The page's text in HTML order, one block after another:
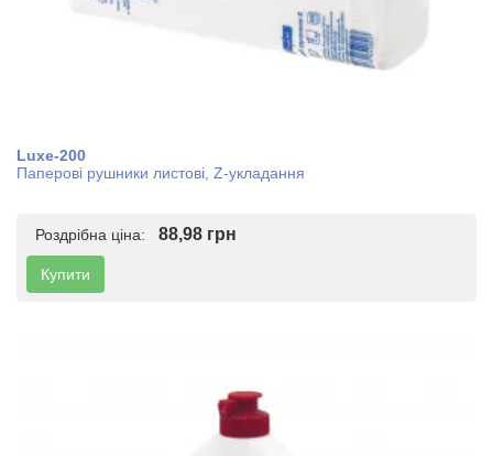
Luxe-200
Паперові рушники листові, Z-укладання
Роздрібна ціна: 88,98 грн
Купити